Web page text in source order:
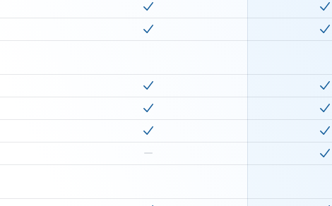
Includedinessential Includedin
basic Includedinessential Includedin
Includedinessential Includedin
Includedinessential Includedin
basic Includedinessential Includedin
basic Not includedinessential Includedin